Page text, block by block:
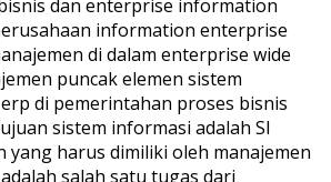
dan enterprise information
information enterprise
di dalam enterprise wide
puncak elemen sistem
di pemerintahan proses bisnis
sistem informasi adalah SI
yang harus dimiliki oleh manajemen
salah satu tugas dari